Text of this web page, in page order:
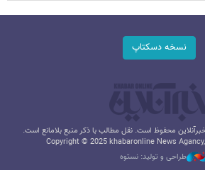
نسخه دسکتاپ
محفوظ است. نقل مطالب با ذکر منبع بلامانع است.
Copyright © 2025 khabaronline News
طراحی و تولید: نستوه